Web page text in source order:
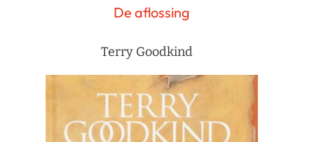
De aflossing
Terry Goodkind